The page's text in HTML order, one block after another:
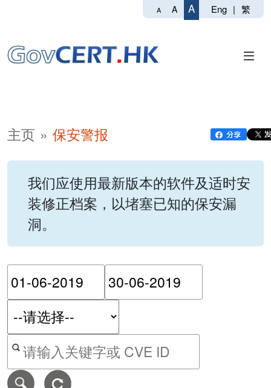
A A A Eng | 繁
主页 保安警报
我们应使用最新版本的软件及适时安
装修正档案，以堵塞已知的保安漏
洞。
请输入搜索日期范围的开
按关键字或 CVE ID 搜寻保安警报